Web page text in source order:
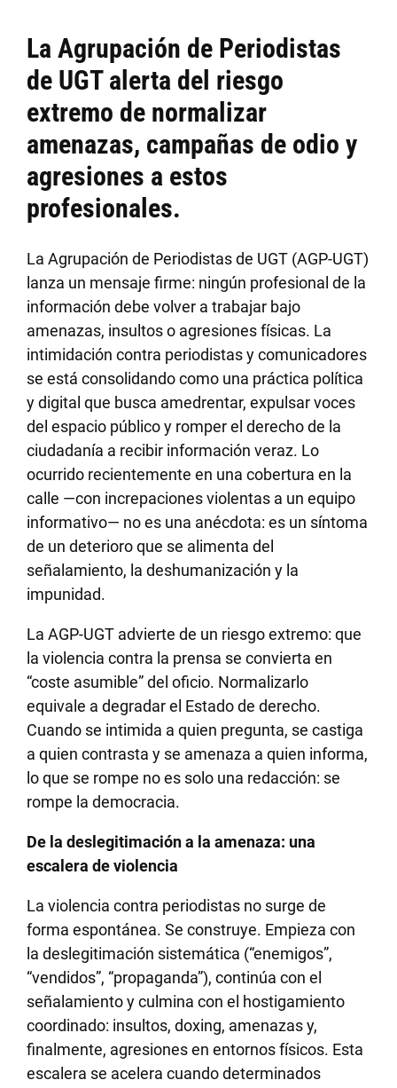
La Agrupación de Periodistas
de UGT alerta del riesgo
extremo de normalizar
amenazas, campañas de odio y
agresiones a estos
profesionales.
La Agrupación de Periodistas de UGT (AGP-UGT)
lanza un mensaje firme: ningún profesional de la
información debe volver a trabajar bajo
amenazas, insultos o agresiones físicas. La
intimidación contra periodistas y comunicadores
se está consolidando como una práctica política
y digital que busca amedrentar, expulsar voces
del espacio público y romper el derecho de la
ciudadanía a recibir información veraz. Lo
ocurrido recientemente en una cobertura en la
calle —con increpaciones violentas a un equipo
informativo— no es una anécdota: es un síntoma
de un deterioro que se alimenta del
señalamiento, la deshumanización y la
impunidad.
La AGP-UGT advierte de un riesgo extremo: que
la violencia contra la prensa se convierta en
“coste asumible” del oficio. Normalizarlo
equivale a degradar el Estado de derecho.
Cuando se intimida a quien pregunta, se castiga
a quien contrasta y se amenaza a quien informa,
lo que se rompe no es solo una redacción: se
rompe la democracia.
De la deslegitimación a la amenaza: una
escalera de violencia
La violencia contra periodistas no surge de
forma espontánea. Se construye. Empieza con
la deslegitimación sistemática (“enemigos”,
“vendidos”, “propaganda”), continúa con el
señalamiento y culmina con el hostigamiento
coordinado: insultos, doxing, amenazas y,
finalmente, agresiones en entornos físicos. Esta
escalera se acelera cuando determinados